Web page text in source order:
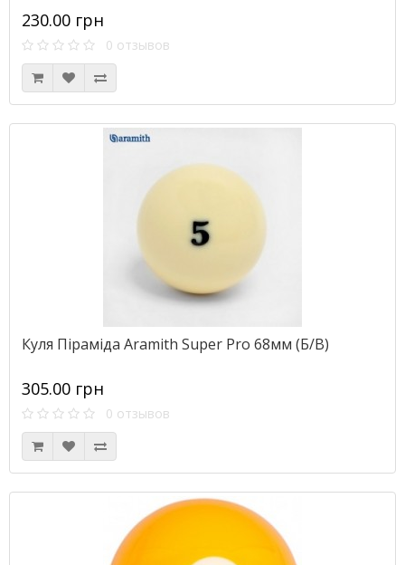
230.00 грн
0 отзывов
Куля Піраміда Aramith Super Pro 68мм (Б/В)
305.00 грн
0 отзывов